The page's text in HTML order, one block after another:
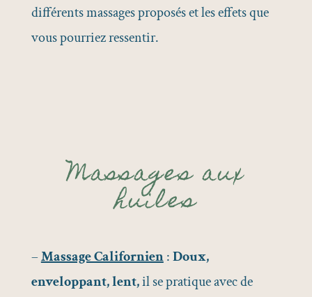
différents massages proposés et les effets que
vous pourriez ressentir.
Massages aux
huiles
–Massage Californien :Doux,
enveloppant, lent,il se pratique avec de